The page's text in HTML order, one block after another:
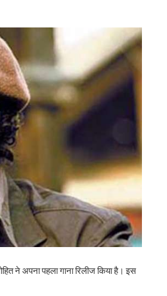
ने अपना पहला गाना रिलीज किया है। इस